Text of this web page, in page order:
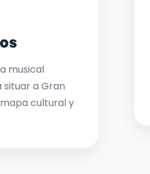
musical
a Gran
cultural y